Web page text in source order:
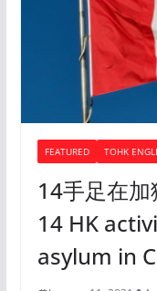
FEATURED TOHK
14手足在
14 HK
asylum in